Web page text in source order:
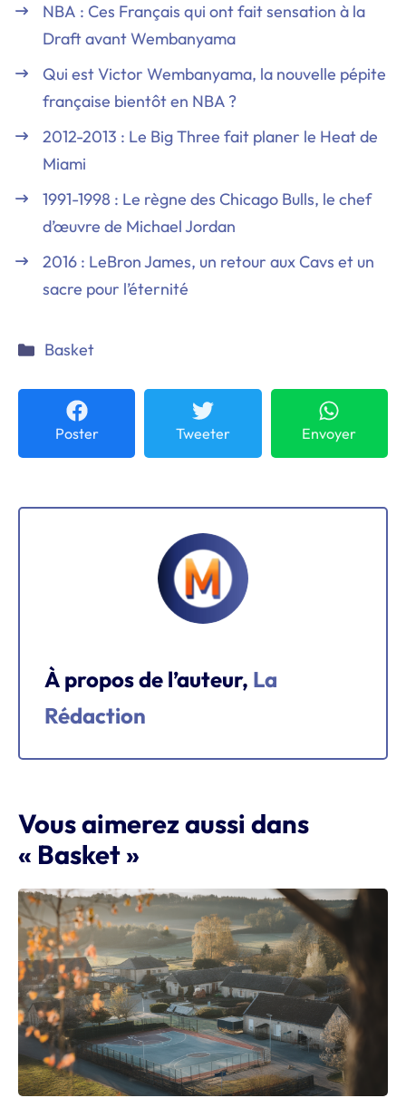
NBA : Ces Français qui ont fait sensation à la
Draft avant Wembanyama
Qui est Victor Wembanyama, la nouvelle pépite
française bientôt en NBA ?
2012-2013 : Le Big Three fait planer le Heat de
Miami
1991-1998 : Le règne des Chicago Bulls, le chef
d’œuvre de Michael Jordan
2016 : LeBron James, un retour aux Cavs et un
sacre pour l’éternité
Catégories
Basket
Poster Tweeter Envoyer
À propos de l’auteur, La
Rédaction
Vous aimerez aussi dans
« Basket »